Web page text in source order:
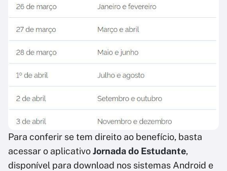
Para conferir se tem direito ao benefício, basta
acessar o aplicativoJornada do Estudante,
disponível para download nos sistemas Android e